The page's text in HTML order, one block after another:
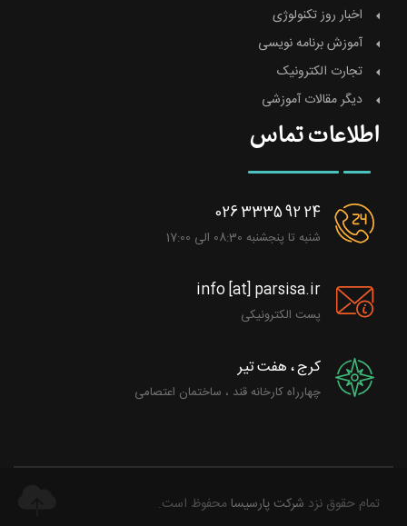
اخبار روز تکنولوژی
آموزش برنامه نویسی
تجارت الکترونیک
دیگر مقالات آموزشی
اطلاعات تماس
026 3335 92 24
شنبه تا پنجشنبه 08:30 الی 17:00
info [at] parsisa.ir
پست الکترونیکی
کرج ، هفت تیر
چهارراه کارخانه قند ، ساختمان اعتصامی
تمام حقوق نزد شرکت پارسیسا محفوظ است.